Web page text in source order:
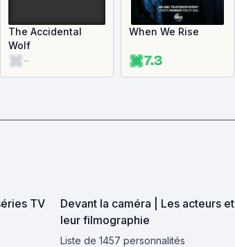
The Accidental
Wolf
-
When We Rise
7.3
TV
Devant la caméra | Les acteurs et
leur filmographie
Liste de 1457 personnalités